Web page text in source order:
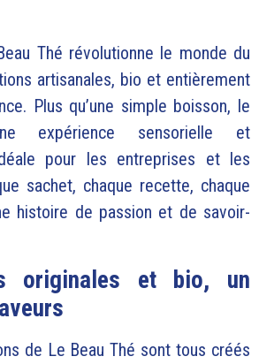
Thé révolutionne le monde du
artisanales, bio et entièrement
Plus qu’une simple boisson, le
expérience sensorielle et
pour les entreprises et les
sachet, chaque recette, chaque
histoire de passion et de savoir-
originales et bio, un
de Le Beau Thé sont tous créés